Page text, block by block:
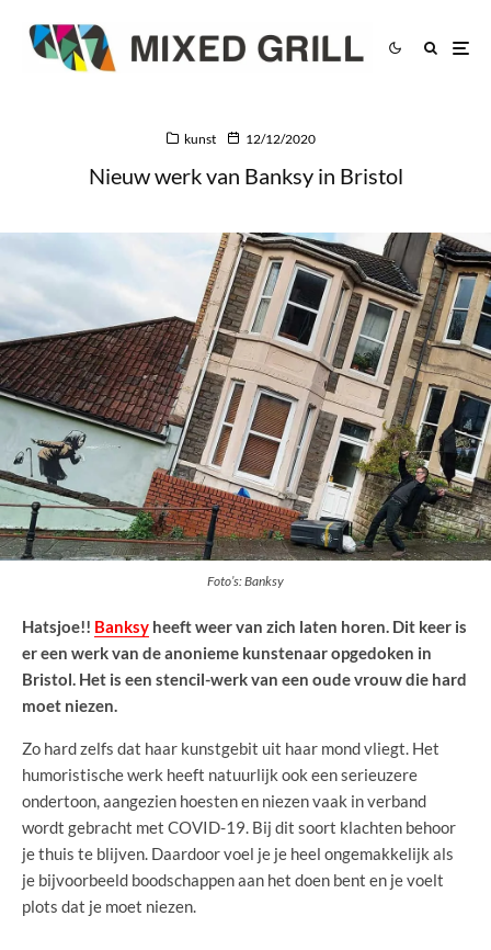
kunst 12/12/2020
Nieuw werk van Banksy in Bristol
Foto’s: Banksy
Hatsjoe!! Banksy heeft weer van zich laten horen. Dit keer is
er een werk van de anonieme kunstenaar opgedoken in
Bristol. Het is een stencil-werk van een oude vrouw die hard
moet niezen.
Zo hard zelfs dat haar kunstgebit uit haar mond vliegt. Het
humoristische werk heeft natuurlijk ook een serieuzere
ondertoon, aangezien hoesten en niezen vaak in verband
wordt gebracht met COVID-19. Bij dit soort klachten behoor
je thuis te blijven. Daardoor voel je je heel ongemakkelijk als
je bijvoorbeeld boodschappen aan het doen bent en je voelt
plots dat je moet niezen.